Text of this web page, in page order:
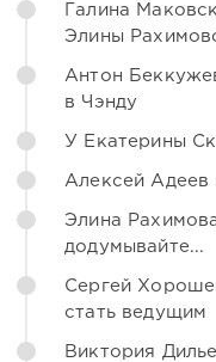
Галина
Элины
Антон
в Чэнду
У Екатерины
Алексей Адеев
Элина
додумывайте...
Сергей
стать ведущим
Виктория